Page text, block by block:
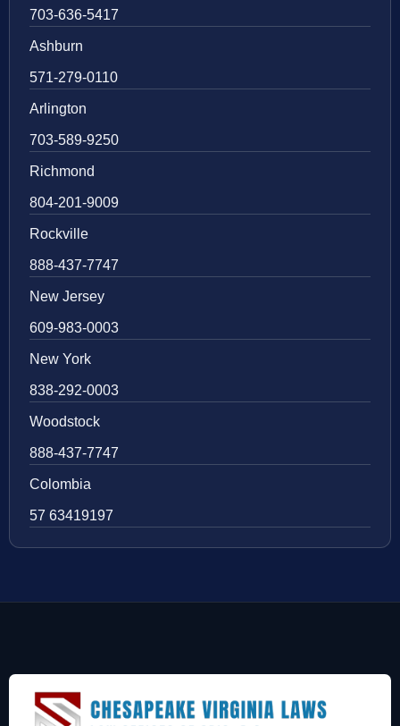
703-636-5417
Ashburn
571-279-0110
Arlington
703-589-9250
Richmond
804-201-9009
Rockville
888-437-7747
New Jersey
609-983-0003
New York
838-292-0003
Woodstock
888-437-7747
Colombia
57 63419197